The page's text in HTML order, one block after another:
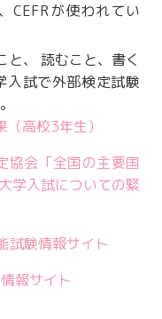
CEFRが使われてい
と、 読むこと、書く
入試で外部検定試験
高校3年生）
協会「全国の主要国
学入試についての緊
験情報サイト
報サイト